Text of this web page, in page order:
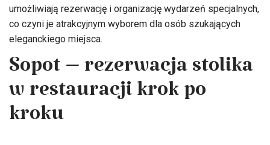
umożliwiają rezerwację i organizację wydarzeń specjalnych,
co czyni je atrakcyjnym wyborem dla osób szukających
eleganckiego miejsca.
Sopot – rezerwacja stolika
w restauracji krok po
kroku